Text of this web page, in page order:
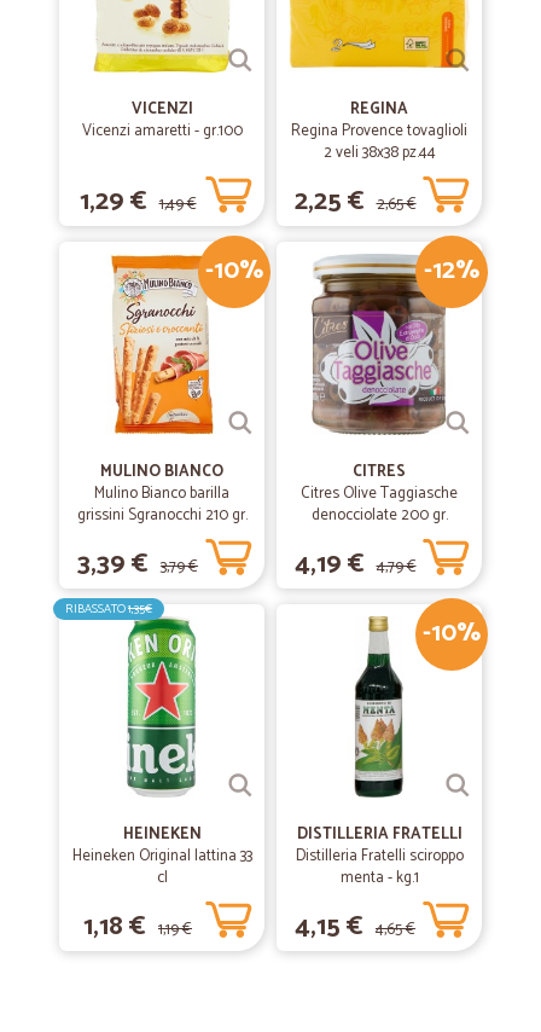
VICENZI
Vicenzi amaretti - gr.100
1,29 € 1,49 €
REGINA
Regina Provence tovaglioli
2 veli 38x38 pz.44
2,25 € 2,65 €
-10%
MULINO BIANCO
Mulino Bianco barilla
grissini Sgranocchi 210 gr.
3,39 € 3,79 €
-12%
CITRES
Citres Olive Taggiasche
denocciolate 200 gr.
4,19 € 4,79 €
RIBASSATO1,35€
HEINEKEN
Heineken Original lattina 33
cl
1,18 € 1,19 €
-10%
DISTILLERIA FRATELLI
Distilleria Fratelli sciroppo
menta - kg.1
4,15 € 4,65 €